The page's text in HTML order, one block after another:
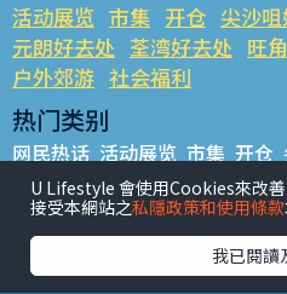
活动展览 市集 开仓 尖沙
元朗好去处 荃湾好去处 旺
户外郊游 社会福利
热门类别
网民热话 活动展览 市集 开仓
铜锣湾好去处 元朗好去处 荃
餐厅情报 户外郊游
热门标签
#UGO揾好去处 #人气活动推介
U Lifestyle 會使用Cookies來改
接受本網站之私隱政策和使用條款
我已閱讀